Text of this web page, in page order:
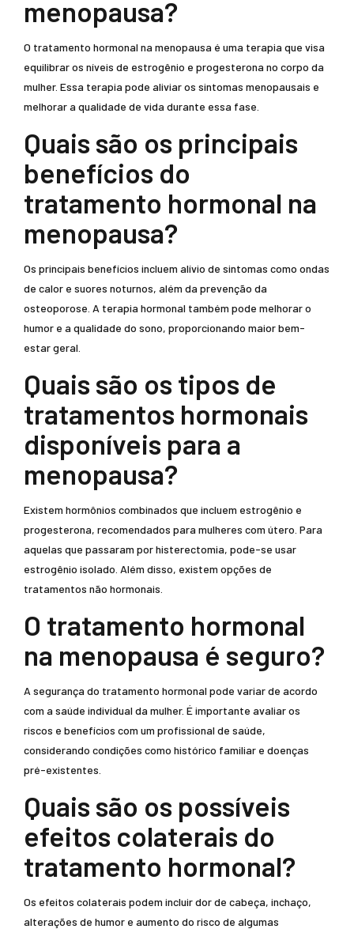
menopausa?
O tratamento hormonal na menopausa é uma terapia que visa
equilibrar os níveis de estrogênio e progesterona no corpo da
mulher. Essa terapia pode aliviar os sintomas menopausais e
melhorar a qualidade de vida durante essa fase.
Quais são os principais
benefícios do
tratamento hormonal na
menopausa?
Os principais benefícios incluem alívio de sintomas como ondas
de calor e suores noturnos, além da prevenção da
osteoporose. A terapia hormonal também pode melhorar o
humor e a qualidade do sono, proporcionando maior bem-
estar geral.
Quais são os tipos de
tratamentos hormonais
disponíveis para a
menopausa?
Existem hormônios combinados que incluem estrogênio e
progesterona, recomendados para mulheres com útero. Para
aquelas que passaram por histerectomia, pode-se usar
estrogênio isolado. Além disso, existem opções de
tratamentos não hormonais.
O tratamento hormonal
na menopausa é seguro?
A segurança do tratamento hormonal pode variar de acordo
com a saúde individual da mulher. É importante avaliar os
riscos e benefícios com um profissional de saúde,
considerando condições como histórico familiar e doenças
pré-existentes.
Quais são os possíveis
efeitos colaterais do
tratamento hormonal?
Os efeitos colaterais podem incluir dor de cabeça, inchaço,
alterações de humor e aumento do risco de algumas